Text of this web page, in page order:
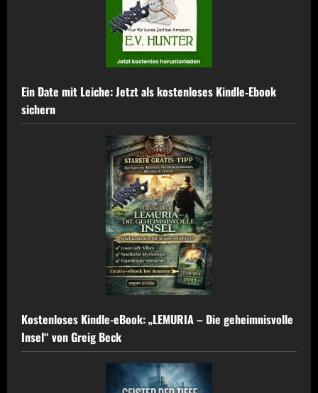
Ein Date mit Leiche: Jetzt als kostenloses Kindle‑Ebook
sichern
Kostenloses Kindle-eBook: „LEMURIA – Die geheimnisvolle
Insel“ von Greig Beck